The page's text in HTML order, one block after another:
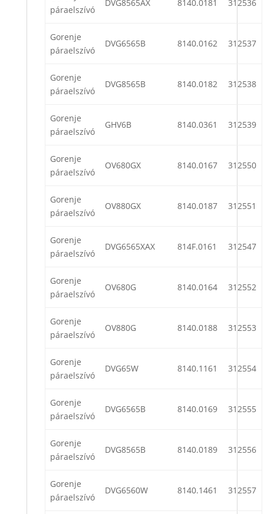
páraelszívó
DVG8565AX 8140.0181 312536
Gorenje
páraelszívó
DVG6565B 8140.0162 312537
Gorenje
páraelszívó
DVG8565B 8140.0182 312538
Gorenje
páraelszívó
GHV6B 8140.0361 312539
Gorenje
páraelszívó
OV680GX 8140.0167 312550
Gorenje
páraelszívó
OV880GX 8140.0187 312551
Gorenje
páraelszívó
DVG6565XAX 814F.0161 312547
Gorenje
páraelszívó
OV680G 8140.0164 312552
Gorenje
páraelszívó
OV880G 8140.0188 312553
Gorenje
páraelszívó
DVG65W 8140.1161 312554
Gorenje
páraelszívó
DVG6565B 8140.0169 312555
Gorenje
páraelszívó
DVG8565B 8140.0189 312556
Gorenje
páraelszívó
DVG6560W 8140.1461 312557